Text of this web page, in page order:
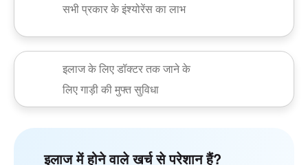
सभी प्रकार के इंश्योरेंस का लाभ
इलाज के लिए डॉक्टर तक जाने के
लिए गाड़ी की मुफ्त सुविधा
इलाज में होने वाले खर्च से परेशान हैं?